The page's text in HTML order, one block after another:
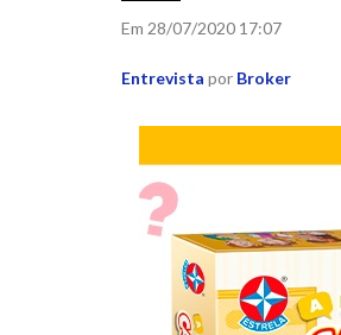
Em 28/07/2020 17:07
Entrevista por Broker